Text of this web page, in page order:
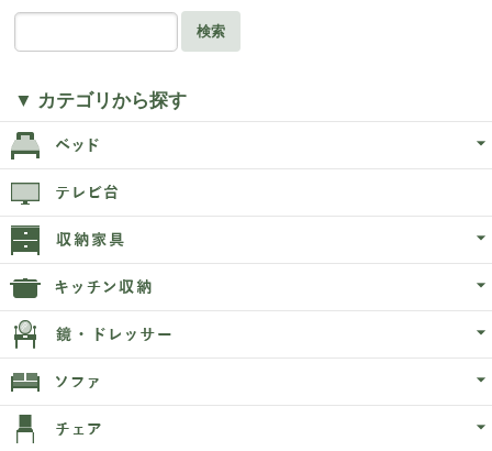
検索
▼ カテゴリから探す